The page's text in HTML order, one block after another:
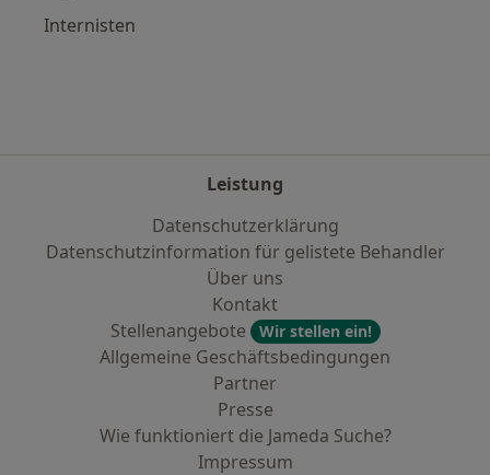
Internisten
Leistung
Datenschutzerklärung
Datenschutzinformation für gelistete Behandler
Über uns
Kontakt
Stellenangebote
Wir stellen ein!
Allgemeine Geschäftsbedingungen
Partner
Presse
Wie funktioniert die Jameda Suche?
Impressum